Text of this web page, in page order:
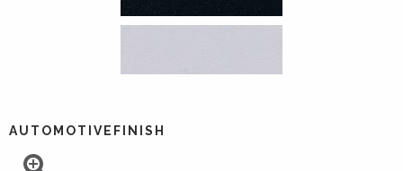
AUTOMOTIVEFINISH